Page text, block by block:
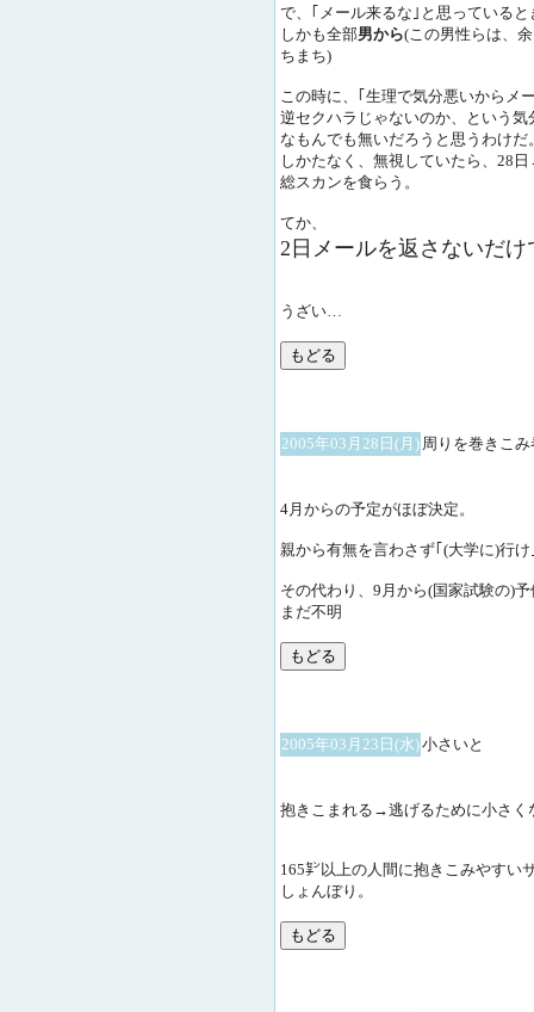
で、｢メール来るな｣と思っている
しかも全部男から(この男性らは、
ちまち)
この時に、｢生理で気分悪いからメ
逆セクハラじゃないのか、という
なもんでも無いだろうと思うわけだ
しかたなく、無視していたら、28
総スカンを食らう。
てか、
2日メールを返さないだ
うざい…
2005年03月28日(月) 周りを巻きこ
4月からの予定がほぼ決定。
親から有無を言わさず｢(大学に)行
その代わり、9月から(国家試験の)
まだ不明
2005年03月23日(水)小さいと
抱きこまれる→逃げるために小さ
165㌢以上の人間に抱きこみやすい
しょんぼり。